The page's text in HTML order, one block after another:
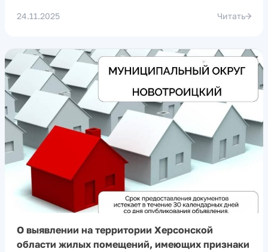
24.11.2025 Читать
О выявлении на территории Херсонской
области жилых помещений, имеющих признаки